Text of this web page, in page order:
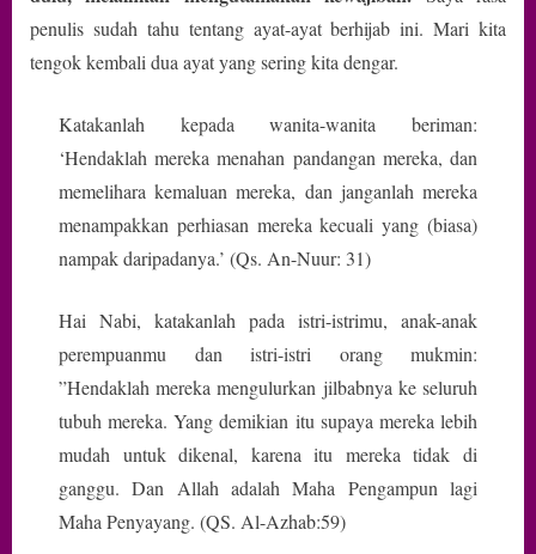
penulis sudah tahu tentang ayat-ayat berhijab ini. Mari kita
tengok kembali dua ayat yang sering kita dengar.
Katakanlah kepada wanita-wanita beriman:
‘Hendaklah mereka menahan pandangan mereka, dan
memelihara kemaluan mereka, dan janganlah mereka
menampakkan perhiasan mereka kecuali yang (biasa)
nampak daripadanya.’ (Qs. An-Nuur: 31)
Hai Nabi, katakanlah pada istri-istrimu, anak-anak
perempuanmu dan istri-istri orang mukmin:
”Hendaklah mereka mengulurkan jilbabnya ke seluruh
tubuh mereka. Yang demikian itu supaya mereka lebih
mudah untuk dikenal, karena itu mereka tidak di
ganggu. Dan Allah adalah Maha Pengampun lagi
Maha Penyayang. (QS. Al-Azhab:59)